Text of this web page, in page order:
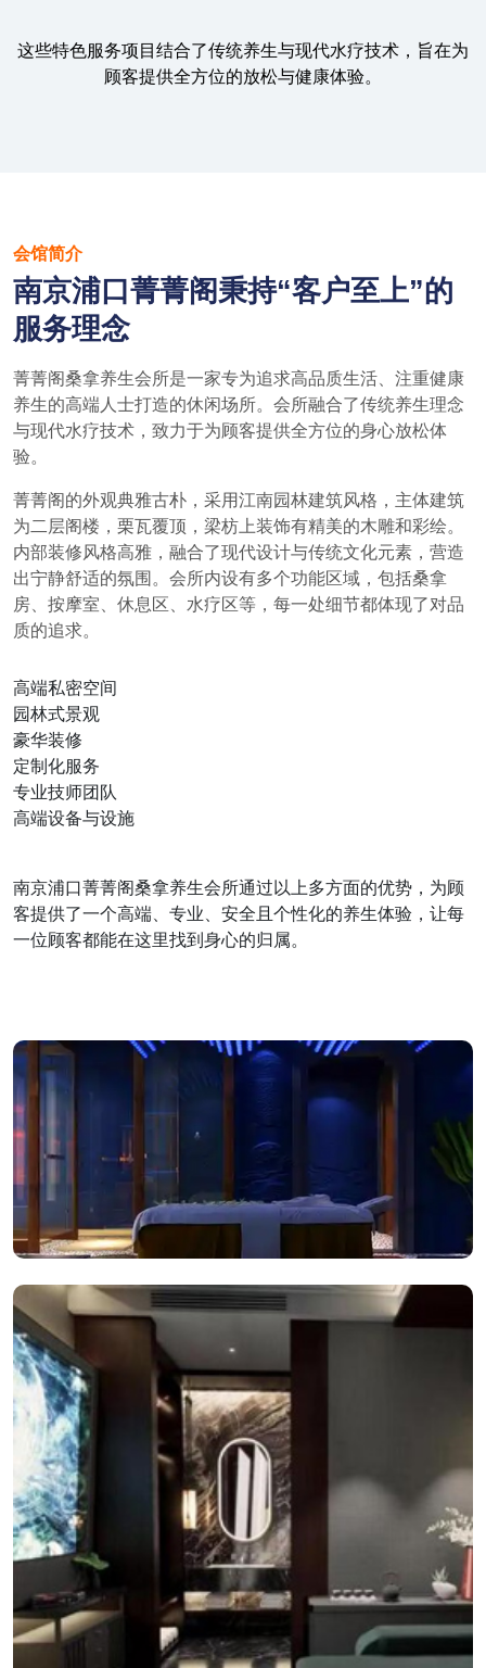
这些特色服务项目结合了传统养生与现代水疗技术，旨在为
顾客提供全方位的放松与健康体验。
会馆简介
南京浦口菁菁阁秉持“客户至上”的
服务理念
菁菁阁桑拿养生会所是一家专为追求高品质生活、注重健康
养生的高端人士打造的休闲场所。会所融合了传统养生理念
与现代水疗技术，致力于为顾客提供全方位的身心放松体
验。
菁菁阁的外观典雅古朴，采用江南园林建筑风格，主体建筑
为二层阁楼，栗瓦覆顶，梁枋上装饰有精美的木雕和彩绘。
内部装修风格高雅，融合了现代设计与传统文化元素，营造
出宁静舒适的氛围。会所内设有多个功能区域，包括桑拿
房、按摩室、休息区、水疗区等，每一处细节都体现了对品
质的追求。
高端私密空间
园林式景观
豪华装修
定制化服务
专业技师团队
高端设备与设施
南京浦口菁菁阁桑拿养生会所通过以上多方面的优势，为顾
客提供了一个高端、专业、安全且个性化的养生体验，让每
一位顾客都能在这里找到身心的归属。